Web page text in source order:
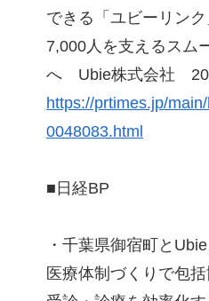
できる「ユビーリン
7,000人を支えるスム
へ Ubie株式会社
https://prtimes.jp/
0048083.html
■日経BP
・千葉県御宿町と
医療体制づくりで包